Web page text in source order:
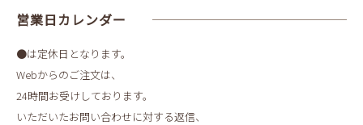
営業日カレンダー
●は定休日となります。
Webからのご注文は、
24時間お受けしております。
いただいたお問い合わせに対する返信、